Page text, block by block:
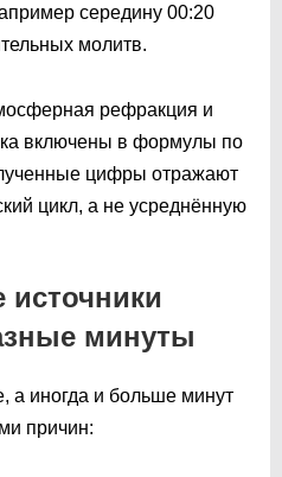
середину 00:20
молитв.
рефракция и
включены в формулы по
цифры отражают
цикл, а не усреднённую
минуты
а иногда и больше минут
причин: